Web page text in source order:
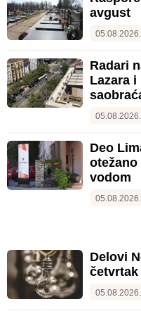
avgust
05.08.2026.
Radari
Lazara i
05.08.2026.
Deo
vodom
05.08.2026.
Delovi
četvrtak
05.08.2026.